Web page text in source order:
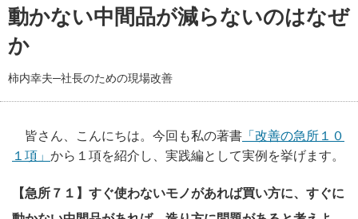
動かない中間品が減らないのはなぜ
か
柿内幸夫─社長のための現場改善
皆さん、こんにちは。今回も私の著書 「改善の急所１０
１項」 から１項を紹介し、実践編として実例を挙げます。
【急所７１】すぐ使わないモノがあれば買い方に、すぐに